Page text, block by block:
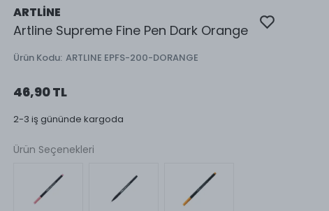
ARTLİNE
Artline Supreme Fine Pen Dark Orange
Ürün Kodu: ARTLINE EPFS-200-DORANGE
46,90 TL
2-3 iş gününde kargoda
Ürün Seçenekleri